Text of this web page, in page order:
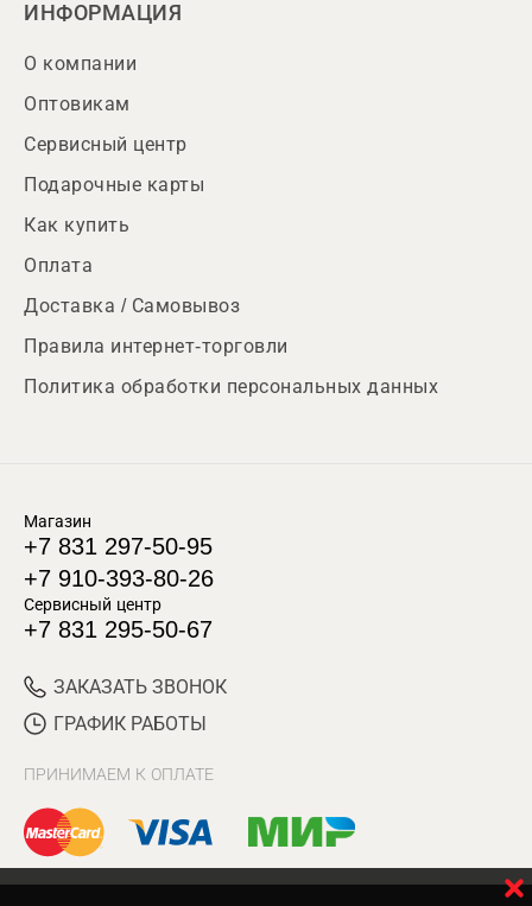
ИНФОРМАЦИЯ
О компании
Оптовикам
Сервисный центр
Подарочные карты
Как купить
Оплата
Доставка / Самовывоз
Правила интернет-торговли
Политика обработки персональных данных
Магазин
+7 831 297-50-95
+7 910-393-80-26
Сервисный центр
+7 831 295-50-67
ЗАКАЗАТЬ ЗВОНОК
ГРАФИК РАБОТЫ
ПРИНИМАЕМ К ОПЛАТЕ